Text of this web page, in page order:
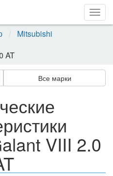
Mitsubishi
AT
Все марки
VIII 2.0